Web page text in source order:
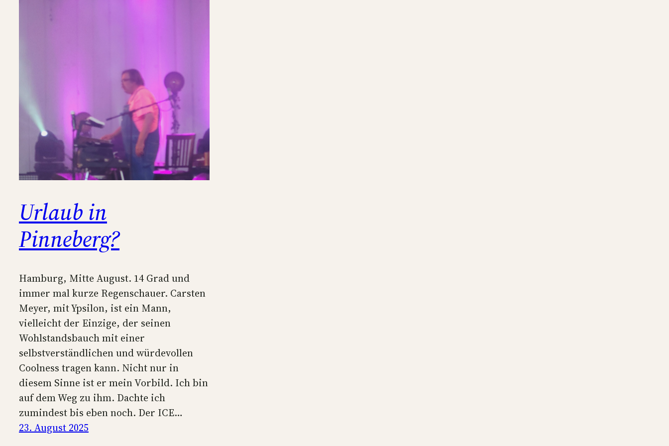
Urlaub in
Pinneberg?
Hamburg, Mitte August. 14 Grad und
immer mal kurze Regenschauer. Carsten
Meyer, mit Ypsilon, ist ein Mann,
vielleicht der Einzige, der seinen
Wohlstandsbauch mit einer
selbstverständlichen und würdevollen
Coolness tragen kann. Nicht nur in
diesem Sinne ist er mein Vorbild. Ich bin
auf dem Weg zu ihm. Dachte ich
zumindest bis eben noch. Der ICE…
23. August 2025